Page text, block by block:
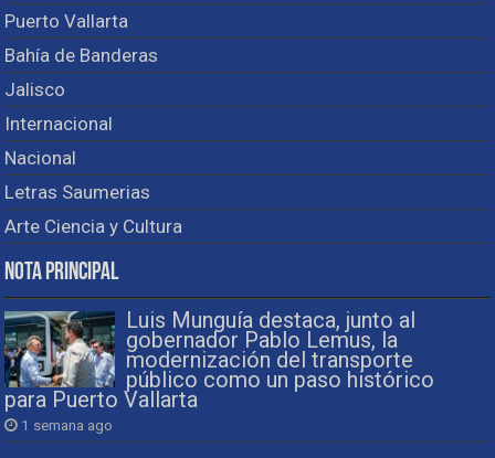
Puerto Vallarta
Bahía de Banderas
Jalisco
Internacional
Nacional
Letras Saumerias
Arte Ciencia y Cultura
Nota Principal
Luis Munguía destaca, junto al
gobernador Pablo Lemus, la
modernización del transporte
público como un paso histórico
para Puerto Vallarta
1 semana ago